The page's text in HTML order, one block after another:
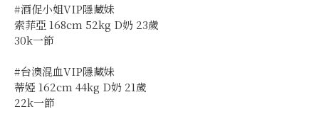
#酒促小姐VIP隱藏妹
索菲亞 168cm 52kg D奶 23歲
30k一節
#台澳混血VIP隱藏妹
蒂婭 162cm 44kg D奶 21歲
22k一節